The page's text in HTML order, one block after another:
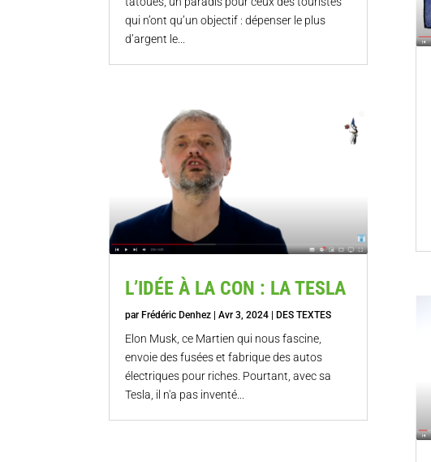
qui n’ont qu’un objectif : dépenser le plus
d’argent le...
L’IDÉE À LA CON : LA TESLA
parFrédéric Denhez |Avr 3, 2024 |DES TEXTES
Elon Musk, ce Martien qui nous fascine,
envoie des fusées et fabrique des autos
électriques pour riches. Pourtant, avec sa
Tesla, il n'a pas inventé...